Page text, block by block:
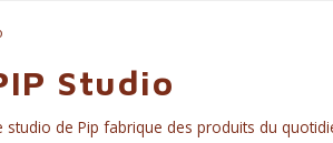
Studio
studio de Pip fabrique des produits du